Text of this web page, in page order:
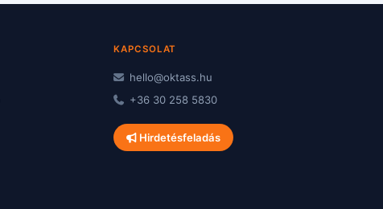
KAPCSOLAT
hello@oktass.hu
+36 30 258 5830
Hirdetésfeladás